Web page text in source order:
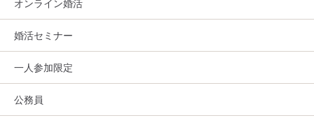
オンライン婚活
婚活セミナー
一人参加限定
公務員